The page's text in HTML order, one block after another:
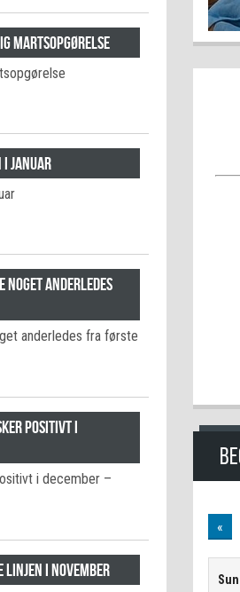
martsopgørelse
i januar
noget anderledes
anderledes fra første
positivt i
i december –
linjen i november
«
Sun